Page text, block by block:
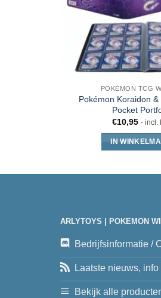
POKÉMON TCG
Pokémon Koraidon
Pocket
€10,95 - incl.
IN
ARLYTOYS | POKEMON
Bedrijfsinformatie /
Laatste nieuws,
Bekijk alle